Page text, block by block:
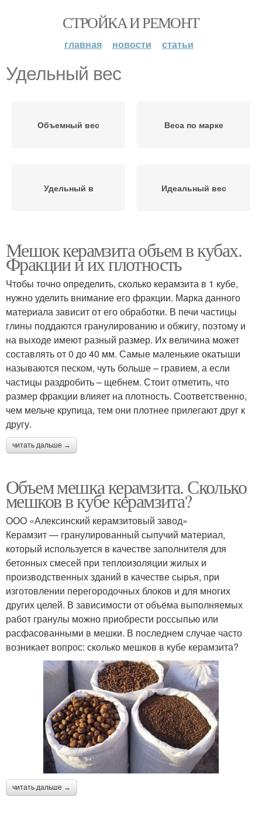
СТРОЙКА И РЕМОНТ
главная новости статьи
Удельный вес
Объемный вес Веса по марке
Удельный в Идеальный вес
Мешок керамзита объем в кубах.
Фракции и их плотность
Чтобы точно определить, сколько керамзита в 1 кубе,
нужно уделить внимание его фракции. Марка данного
материала зависит от его обработки. В печи частицы
глины поддаются гранулированию и обжигу, поэтому и
на выходе имеют разный размер. Их величина может
составлять от 0 до 40 мм. Самые маленькие окатыши
называются песком, чуть больше – гравием, а если
частицы раздробить – щебнем. Стоит отметить, что
размер фракции влияет на плотность. Соответственно,
чем мельче крупица, тем они плотнее прилегают друг к
другу.
читать дальше →
Объем мешка керамзита. Сколько
мешков в кубе керамзита?
ООО «Алексинский керамзитовый завод»
Керамзит — гранулированный сыпучий материал,
который используется в качестве заполнителя для
бетонных смесей при теплоизоляции жилых и
производственных зданий в качестве сырья, при
изготовлении перегородочных блоков и для многих
других целей. В зависимости от объёма выполняемых
работ гранулы можно приобрести россыпью или
расфасованными в мешки. В последнем случае часто
возникает вопрос: сколько мешков в кубе керамзита?
читать дальше →